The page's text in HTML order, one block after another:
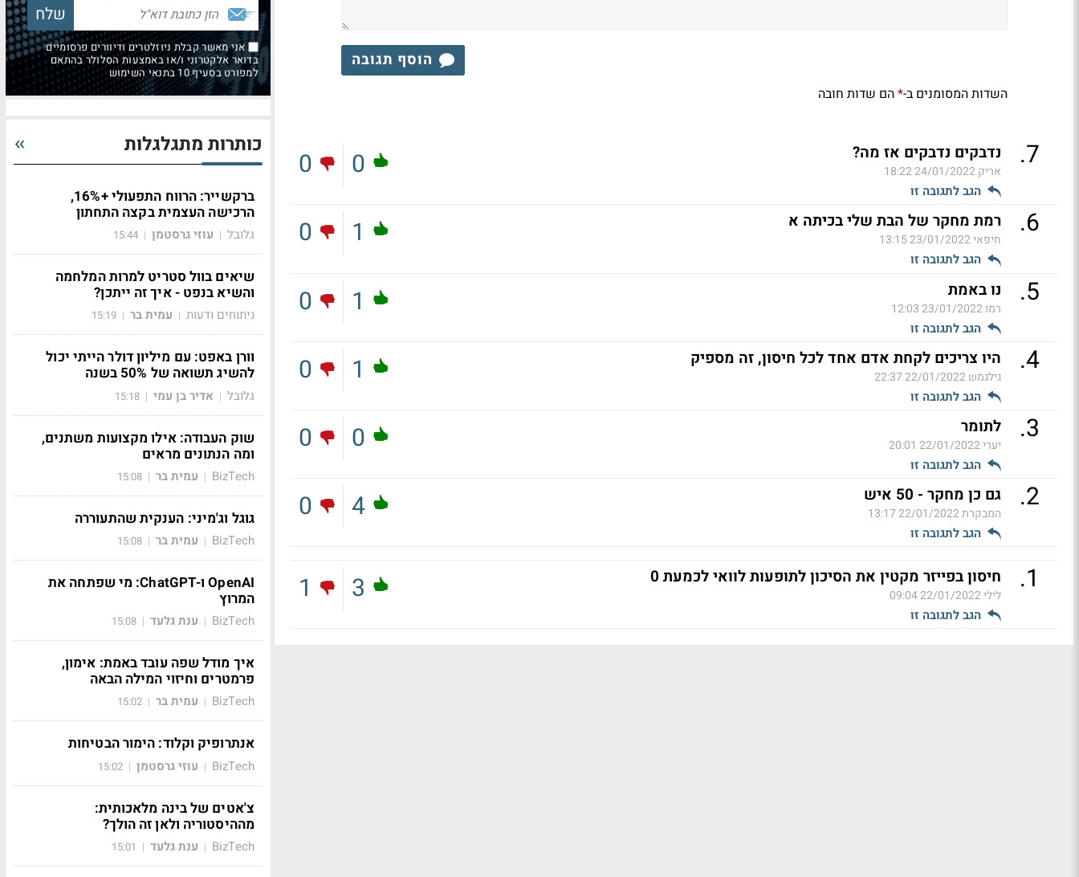
הוסף תגובה
השדות המסומנים ב-*הם שדות חובה
7
. נדבקים נדבקים אז מה?
אריק24/01/2022 18:22
הגב לתגובה זו
0
0
6
. רמת מחקר של הבת שלי בכיתה א
חיפאי23/01/2022 13:15
הגב לתגובה זו
1
0
5
. נו באמת
רמו23/01/2022 12:03
הגב לתגובה זו
1
0
4
. היו צריכים לקחת אדם אחד לכל חיסון, זה מספיק
גילגמש22/01/2022 22:37
הגב לתגובה זו
1
0
3
. לתומר
יערי22/01/2022 20:01
הגב לתגובה זו
0
0
2
. גם כן מחקר - 50 איש
המבקרת22/01/2022 13:17
הגב לתגובה זו
4
0
1
. חיסון בפייזר מקטין את הסיכון לתופעות לוואי לכמעת 0
לילי22/01/2022 09:04
הגב לתגובה זו
3
1
אני מאשר קבלת ניוזלטרים ודיוורים פרסומיים
בדואר אלקטרוני ו/או באמצעות הסלולר בהתאם
למפורט בסעיף 10 בתנאי השימוש
כותרות מתגלגלות
ברקשייר: הרווח התפעולי +16%,
הרכישה העצמית בקצה התחתון
גלובל | עוזי גרסטמן |
15:44
שיאים בוול סטריט למרות המלחמה
והשיא בנפט - איך זה ייתכן?
ניתוחים ודעות | עמית בר |
15:19
וורן באפט: עם מיליון דולר הייתי יכול
להשיג תשואה של 50% בשנה
גלובל | אדיר בן עמי |
15:18
שוק העבודה: אילו מקצועות משתנים,
ומה הנתונים מראים
BizTech
| עמית בר |
15:08
גוגל וג'מיני: הענקית שהתעוררה
BizTech
| עמית בר |
15:08
OpenAI ו-ChatGPT: מי שפתחה את
המרוץ
BizTech
| ענת גלעד |
15:08
איך מודל שפה עובד באמת: אימון,
פרמטרים וחיזוי המילה הבאה
BizTech
| עמית בר |
15:02
אנתרופיק וקלוד: הימור הבטיחות
BizTech
| עוזי גרסטמן |
15:02
צ'אטים של בינה מלאכותית:
מההיסטוריה ולאן זה הולך?
BizTech
| ענת גלעד |
15:01